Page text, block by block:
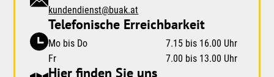
kundendienst@buak.at
Telefonische Erreichbarkeit
Mo bis Do
7.15 bis 16.00 Uhr
Fr
7.00 bis 13.00 Uhr
Hier finden Sie uns